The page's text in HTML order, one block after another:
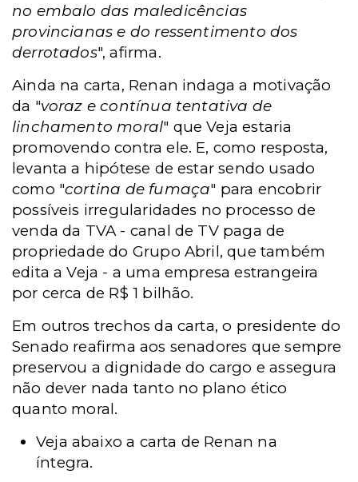
no embalo das maledicências
provincianas e do ressentimento dos
derrotados", afirma.
Ainda na carta, Renan indaga a motivação
da "voraz e contínua tentativa de
linchamento moral" que Veja estaria
promovendo contra ele. E, como resposta,
levanta a hipótese de estar sendo usado
como "cortina de fumaça" para encobrir
possíveis irregularidades no processo de
venda da TVA - canal de TV paga de
propriedade do Grupo Abril, que também
edita a Veja - a uma empresa estrangeira
por cerca de R$ 1 bilhão.
Em outros trechos da carta, o presidente do
Senado reafirma aos senadores que sempre
preservou a dignidade do cargo e assegura
não dever nada tanto no plano ético
quanto moral.
Veja abaixo a carta de Renan na
íntegra.